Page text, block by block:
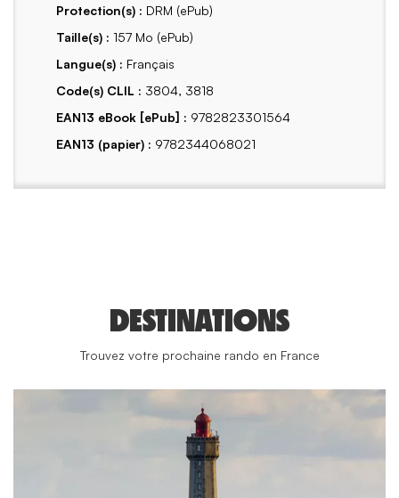
Protection(s) : DRM (ePub)
Taille(s) : 157 Mo (ePub)
Langue(s) : Français
Code(s) CLIL : 3804, 3818
EAN13 eBook [ePub] : 9782823301564
EAN13 (papier) : 9782344068021
DESTINATIONS
Trouvez votre prochaine rando en France